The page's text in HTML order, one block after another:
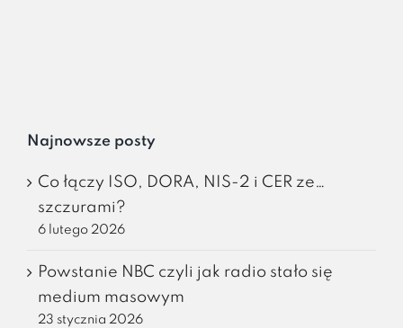
Najnowsze posty
Co łączy ISO, DORA, NIS-2 i CER ze…
szczurami?
6 lutego 2026
Powstanie NBC czyli jak radio stało się
medium masowym
23 stycznia 2026